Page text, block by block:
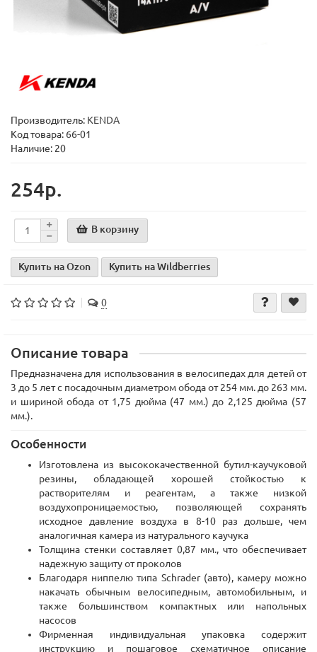
Производитель: KENDA
Код товара: 66-01
Наличие: 20
254р.
В корзину
Купить на Ozon Купить на Wildberries
0
Описание товара
Предназначена для использования в велосипедах для детей от
3 до 5 лет с посадочным диаметром обода от 254 мм. до 263 мм.
и шириной обода от 1,75 дюйма (47 мм.) до 2,125 дюйма (57
мм.).
Особенности
Изготовлена из высококачественной бутил-каучуковой
резины, обладающей хорошей стойкостью к
растворителям и реагентам, а также низкой
воздухопроницаемостью, позволяющей сохранять
исходное давление воздуха в 8-10 раз дольше, чем
аналогичная камера из натурального каучука
Толщина стенки составляет 0,87 мм., что обеспечивает
надежную защиту от проколов
Благодаря ниппелю типа Schrader(авто), камеру можно
накачать обычным велосипедным, автомобильным, и
также большинством компактных или напольных
насосов
Фирменная индивидуальная упаковка содержит
инструкцию и пошаговое схематичное описание